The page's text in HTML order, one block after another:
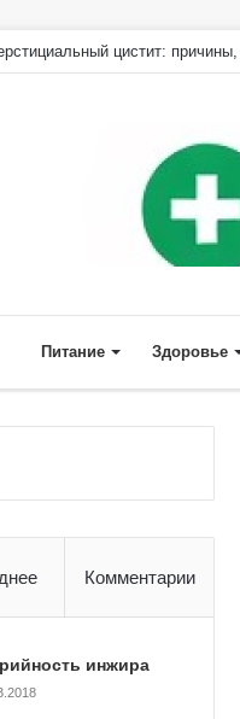
цистит:
Питание Здоровье
Комментарии
инжира